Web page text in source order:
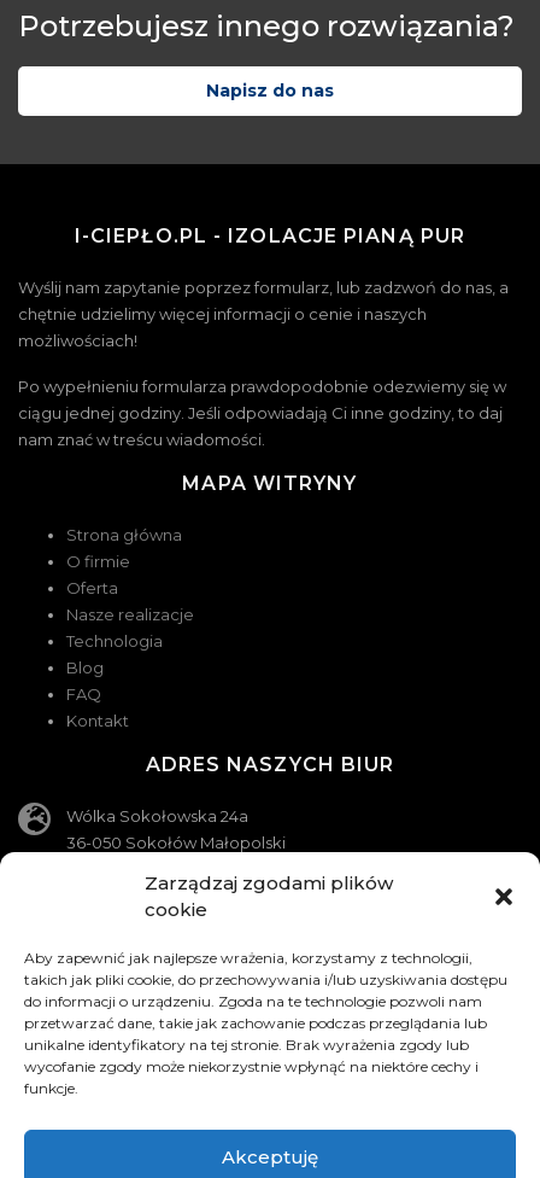
Zarządzaj zgodami plików
cookie
Aby zapewnić jak najlepsze wrażenia, korzystamy z technologii,
takich jak pliki cookie, do przechowywania i/lub uzyskiwania dostępu
do informacji o urządzeniu. Zgoda na te technologie pozwoli nam
przetwarzać dane, takie jak zachowanie podczas przeglądania lub
unikalne identyfikatory na tej stronie. Brak wyrażenia zgody lub
wycofanie zgody może niekorzystnie wpłynąć na niektóre cechy i
funkcje.
Akceptuję
Potrzebujesz innego rozwiązania?
Napisz do nas
I-CIEPŁO.PL - IZOLACJE PIANĄ PUR
Wyślij nam zapytanie poprzez formularz, lub zadzwoń do nas, a
chętnie udzielimy więcej informacji o cenie i naszych
możliwościach!
Po wypełnieniu formularza prawdopodobnie odezwiemy się w
ciągu jednej godziny. Jeśli odpowiadają Ci inne godziny, to daj
nam znać w treścu wiadomości.
MAPA WITRYNY
Strona główna
O firmie
Oferta
Nasze realizacje
Technologia
Blog
FAQ
Kontakt
ADRES NASZYCH BIUR
Wólka Sokołowska 24a
36-050 Sokołów Małopolski
Wola Zarczycka 94a
37-311 Wola Zarczycka
KONTAKT
Telefon
790 710 230
Telefon